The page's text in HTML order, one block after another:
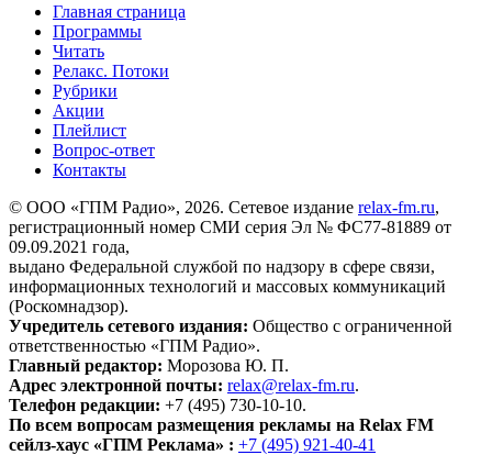
Главная страница
Программы
Читать
Релакс. Потоки
Рубрики
Акции
Плейлист
Вопрос-ответ
Контакты
© ООО «ГПМ Радио», 2026. Сетевое издание relax-fm.ru,
регистрационный номер СМИ серия Эл № ФС77-81889 от
09.09.2021 года,
выдано Федеральной службой по надзору в сфере связи,
информационных технологий и массовых коммуникаций
(Роскомнадзор).
Учредитель сетевого издания: Общество с ограниченной
ответственностью «ГПМ Радио».
Главный редактор: Морозова Ю. П.
Адрес электронной почты: relax@relax-fm.ru.
Телефон редакции: +7 (495) 730-10-10.
По всем вопросам размещения рекламы на Relax FM
сейлз-хаус «ГПМ Реклама» : +7 (495) 921-40-41